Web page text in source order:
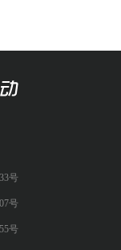
号
号
号